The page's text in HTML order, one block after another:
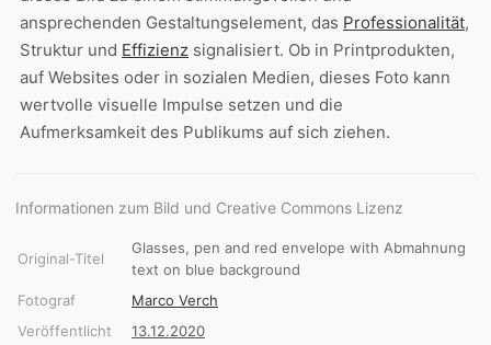
ansprechenden Gestaltungselement, das Professionalität,
Struktur und Effizienz signalisiert. Ob in Printprodukten,
auf Websites oder in sozialen Medien, dieses Foto kann
wertvolle visuelle Impulse setzen und die
Aufmerksamkeit des Publikums auf sich ziehen.
Informationen zum Bild und Creative Commons Lizenz
Original-Titel
Glasses, pen and red envelope with Abmahnung
text on blue background
Fotograf
Marco Verch
Veröffentlicht
13.12.2020